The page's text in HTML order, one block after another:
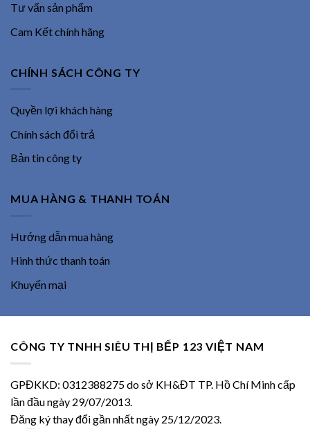
Tư vấn sản phẩm
Cam Kết chính hãng
CHÍNH SÁCH CÔNG TY
Quyền lợi khách hàng
Chính sách đổi trả
Bản tin công ty
MUA HÀNG & THANH TOÁN
Hướng dẫn mua hàng
Hình thức thanh toán
Khuyến mại
CÔNG TY TNHH SIÊU THỊ BẾP 123 VIỆT NAM
GPĐKKD: 0312388275 do sở KH&ĐT TP. Hồ Chí Minh cấp
lần đầu ngày 29/07/2013.
Đăng ký thay đổi gần nhất ngày 25/12/2023.